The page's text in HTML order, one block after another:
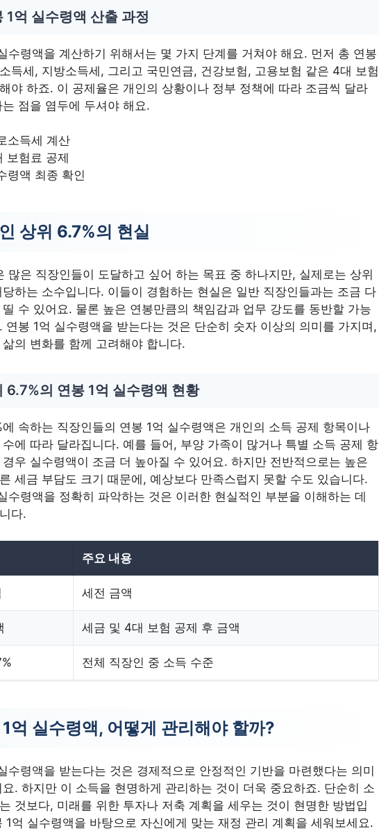
1억 실수령액 산출 과정
수령액을 계산하기 위해서는 몇 가지 단계를 거쳐야 해요. 먼저 총 연봉
득세, 지방소득세, 그리고 국민연금, 건강보험, 고용보험 같은 4대 보험
야 하죠. 이 공제율은 개인의 상황이나 정부 정책에 따라 조금씩 달라
점을 염두에 두셔야 해요.
소득세 계산
보험료 공제
령액 최종 확인
상위 6.7%의 현실
많은 직장인들이 도달하고 싶어 하는 목표 중 하나지만, 실제로는 상위
하는 소수입니다. 이들이 경험하는 현실은 일반 직장인들과는 조금 다
수 있어요. 물론 높은 연봉만큼의 책임감과 업무 강도를 동반할 가능
연봉 1억 실수령액을 받는다는 것은 단순히 숫자 이상의 의미를 가지며,
의 변화를 함께 고려해야 합니다.
6.7%의 연봉 1억 실수령액 현황
속하는 직장인들의 연봉 1억 실수령액은 개인의 소득 공제 항목이나
에 따라 달라집니다. 예를 들어, 부양 가족이 많거나 특별 소득 공제 항
우 실수령액이 조금 더 높아질 수 있어요. 하지만 전반적으로는 높은
세금 부담도 크기 때문에, 예상보다 만족스럽지 못할 수도 있습니다.
수령액을 정확히 파악하는 것은 이러한 현실적인 부분을 이해하는 데
다.
주요 내용
세전 금액
세금 및 4대 보험 공제 후 금액
전체 직장인 중 소득 수준
억 실수령액, 어떻게 관리해야 할까?
수령액을 받는다는 것은 경제적으로 안정적인 기반을 마련했다는 의미
. 하지만 이 소득을 현명하게 관리하는 것이 더욱 중요하죠. 단순히 소
것보다, 미래를 위한 투자나 저축 계획을 세우는 것이 현명한 방법입
1억 실수령액을 바탕으로 자신에게 맞는 재정 관리 계획을 세워보세요.